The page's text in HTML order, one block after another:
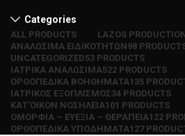
Categories
ALL PRODUCTS LAZOS
ΑΝΑΛΩΣΙΜΑ ΕΙΔΙΚΟΤΗΤΩΝ98
UNCATEGORIZED53 PRODUCTS
ΙΑΤΡΙΚΑ ΑΝΑΛΩΣΙΜΑ522 PRODUCTS
ΟΡΘΟΠΕΔΙΚΑ ΒΟΗΘΗΜΑΤΑ135
ΙΑΤΡΙΚΟΣ ΕΞΟΠΛΙΣΜΟΣ34 PRODUCTS
ΚΑΤ'ΟΙΚΟΝ ΝΟΣΗΛΕΙΑ101 PRODUCTS
ΟΜΟΡΦΙΑ – ΕΥΕΞΙΑ – ΘΕΡΑΠΕΙΑ122
ΟΡΘΟΠΕΔΙΚΑ ΥΠΟΔΗΜΑΤΑ127